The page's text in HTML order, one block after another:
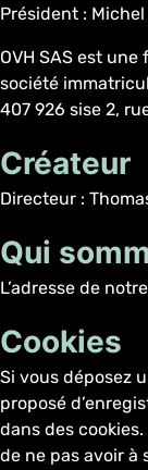
Président :
OVH SAS est une
société
407 926 sise 2,
Créateur
Directeur :
Qui
L’adresse de
Cookies
Si vous déposez
proposé
dans des
de ne pas avoir à